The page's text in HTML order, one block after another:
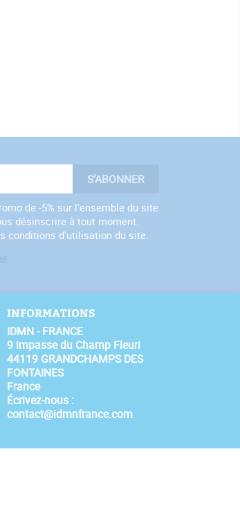
de -5% sur l'ensemble du site
désinscrire à tout moment.
conditions d'utilisation du site.
INFORMATIONS
IDMN - FRANCE
9 impasse du Champ Fleuri
44119 GRANDCHAMPS DES
FONTAINES
France
Écrivez-nous :
contact@idmnfrance.com